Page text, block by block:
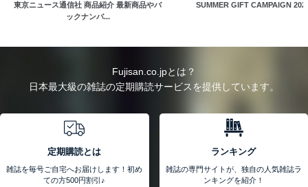
東京ニュース通信社 商品紹介 最新商品やバ
ックナンバ...
SUMMER GIFT CAMPAIGN
Fujisan.co.jpとは？
日本最大級の雑誌の定期購読サービスを提供しています。
定期購読とは
雑誌を毎号ご自宅へお届けします！初め
ての方500円割引♪
ランキング
雑誌の専門サイトが、独自の人気雑誌ラ
ンキングを紹介！